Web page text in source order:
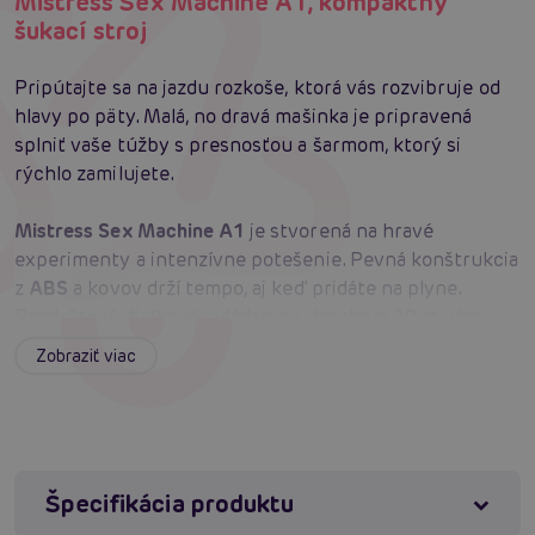
šukací stroj
Pripútajte sa na jazdu rozkoše, ktorá vás rozvibruje od
hlavy po päty. Malá, no dravá mašinka je pripravená
splniť vaše túžby s presnosťou a šarmom, ktorý si
rýchlo zamilujete.
Mistress Sex Machine A1 je stvorená na hravé
experimenty a intenzívne potešenie. Pevná konštrukcia
z ABS a kovov drží tempo, aj keď pridáte na plyne.
dáva voľnosť veliť akcii; stiskom „+“ zrýchlite, „-“
naplnenie presne tam, kde ho chcete.
Machine A1stojí isto vďaka dvom silným prísavkám,
Zobraziť viac
Špecifikácia produktu